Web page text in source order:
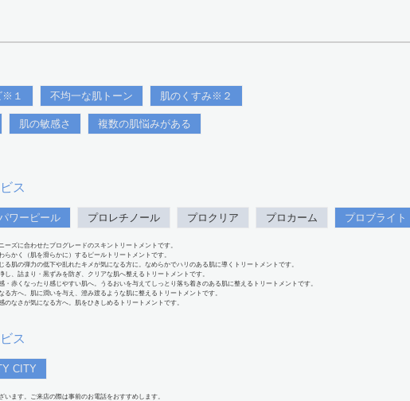
※１ 不均一な肌トーン 肌のくすみ※２
肌の敏感さ 複数の肌悩みがある
ス
ワーピール プロレチノール プロクリア プロカーム プロブライト
ーズに合わせたプログレードのスキントリートメントです。
らかく（肌を滑らかに）するピールトリートメントです。
る肌の弾力の低下や乱れたキメが気になる方に。なめらかでハリのある肌に導くトリートメントです。
し、詰まり・黒ずみを防ぎ、クリアな肌へ整えるトリートメントです。
・赤くなったり感じやすい肌へ。うるおいを与えてしっとり落ち着きのある肌に整えるトリートメントです。
る方へ。肌に潤いを与え、澄み渡るような肌に整えるトリートメントです。
のなさが気になる方へ。肌をひきしめるトリートメントです。
ス
CITY
ます。ご来店の際は事前のお電話をおすすめします。